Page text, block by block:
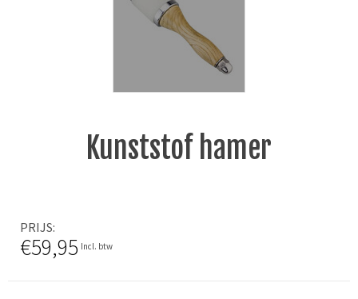
Kunststof hamer
PRIJS
€59,95 Incl. btw